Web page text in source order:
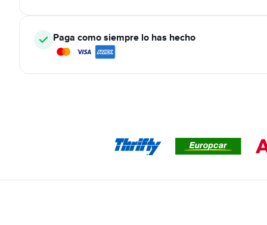
Paga como siempre lo has hecho